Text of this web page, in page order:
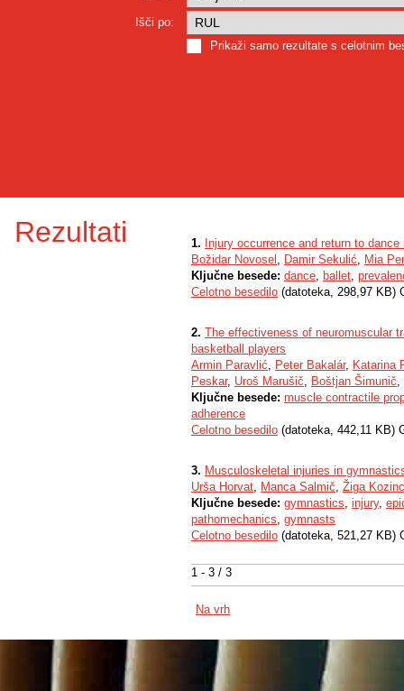
Išči po:
Prikaži samo rezultate s celotnim
Rezultati
1 - 3 / 3
1. Injury occurrence and return to
Božidar Novosel , Damir Sekulić, Mia
Ključne besede: dance, ballet,
Celotno besedilo (datoteka, 298,97 KB)
2. The effectiveness of neuromuscular
basketball players
Armin Paravlić, Peter Bakalár, Katarina
Peskar, Uroš Marušič, Boštjan Šimunič,
Ključne besede: muscle contractile
adherence
Celotno besedilo (datoteka, 442,11 KB)
3. Musculoskeletal injuries in
Urša Horvat, Manca Salmič, Žiga Kozinc
Ključne besede: gymnastics, injury,
pathomechanics, gymnasts
Celotno besedilo (datoteka, 521,27 KB)
Na vrh